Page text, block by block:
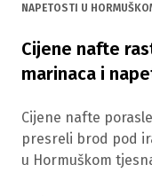
NAPETOSTI U
Cijene nafte
marinaca i
Cijene nafte
presreli brod pod
u Hormuškom